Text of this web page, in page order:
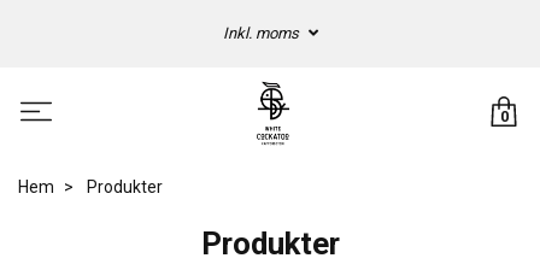
Inkl. moms
0
Hem Produkter
Produkter